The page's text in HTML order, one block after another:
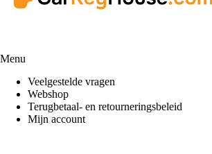
Menu
Veelgestelde vragen
Webshop
Terugbetaal- en retourneringsbeleid
Mijn account